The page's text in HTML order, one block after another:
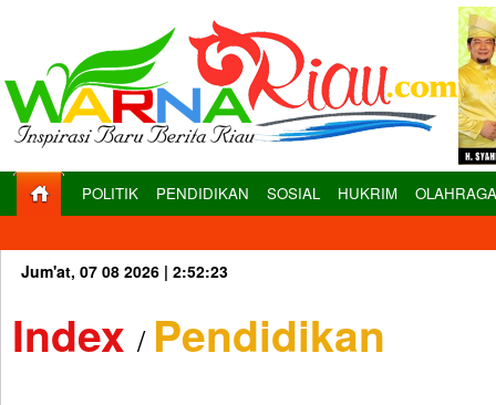
POLITIK PENDIDIKAN SOSIAL HUKRIM OLAHRAGA
Jum'at, 07 08 2026 | 2:52:24
Index / Pendidikan